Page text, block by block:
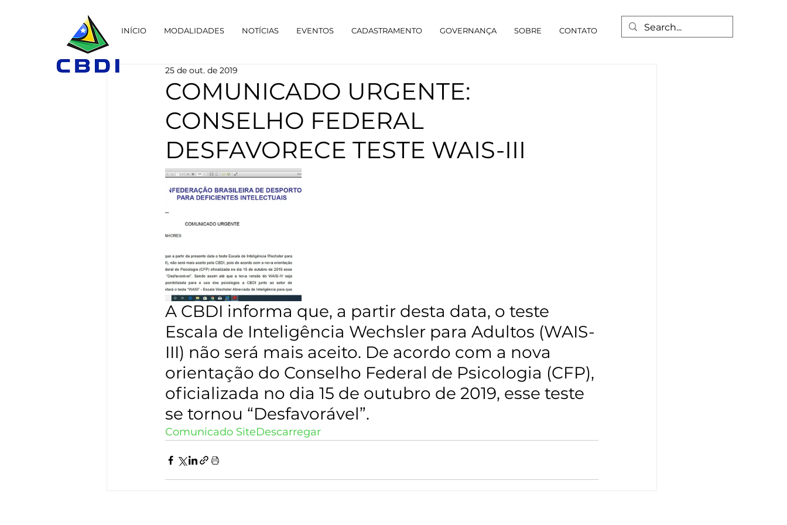
INÍCIO MODALIDADES NOTÍCIAS EVENTOS CADASTRAMENTO GOVERNANÇA SOBRE CONTATO
COMUNICADO URGENTE:
CONSELHO FEDERAL
DESFAVORECE TESTE WAIS-III
25 de out. de 2019
A CBDI informa que, a partir desta data, o teste
Escala de Inteligência Wechsler para Adultos (WAIS-
III) não será mais aceito. De acordo com a nova
orientação do Conselho Federal de Psicologia (CFP),
oficializada no dia 15 de outubro de 2019, esse teste
se tornou “Desfavorável”.
Comunicado SiteDescarregar